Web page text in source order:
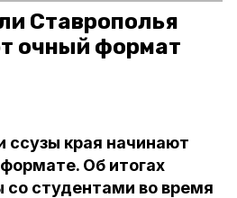
Ставрополья
очный формат
ссузы края начинают
Об итогах
со студентами во время